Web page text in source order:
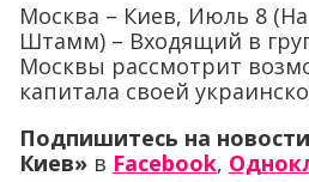
Москва – Киев, Июль 8
Штамм) – Входящий в
Москвы рассмотрит
капитала своей
Подпишитесь на
Киев» в Facebook,